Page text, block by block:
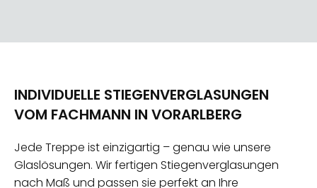
INDIVIDUELLE STIEGENVERGLASUNGEN
VOM FACHMANN IN VORARLBERG
Jede Treppe ist einzigartig – genau wie unsere
Glaslösungen. Wir fertigen Stiegenverglasungen
nach Maß und passen sie perfekt an Ihre